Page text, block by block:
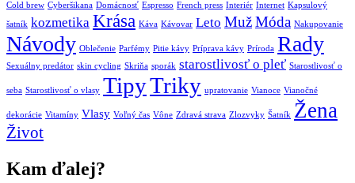
Cold brew Cyberšikana Domácnosť Espresso French press Interiér Internet Kapsulový
šatník kozmetika Krása Káva Kávovar Leto MužMóda Nakupovanie
Návody Oblečenie Parfémy Pitie kávy Príprava kávy Príroda Rady
Sexuálny predátor skin cycling Skriňa sporák starostlivosť o pleť Starostlivosť o
seba Starostlivosť o vlasy TipyTriky upratovanie Vianoce Vianočné
dekorácie Vitamíny Vlasy Voľný čas Vône Zdravá strava Zlozvyky Šatník Žena
Život
Kam ďalej?